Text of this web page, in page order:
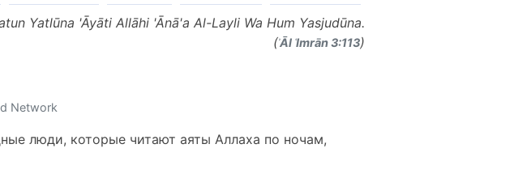
Yatlūna 'Āyāti Allāhi 'Ānā'a Al-Layli Wa Hum Yasjudūna.
(ʾĀl ʿImrān 3:113)
Network
люди, которые читают аяты Аллаха по ночам,